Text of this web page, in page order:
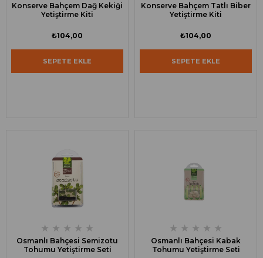
Konserve Bahçem Dağ Kekiği
Yetiştirme Kiti
₺104,00
SEPETE EKLE
Konserve Bahçem Tatlı Biber
Yetiştirme Kiti
₺104,00
SEPETE EKLE
★ ★ ★ ★ ★
Osmanlı Bahçesi Semizotu
Tohumu Yetiştirme Seti
★ ★ ★ ★ ★
Osmanlı Bahçesi Kabak
Tohumu Yetiştirme Seti